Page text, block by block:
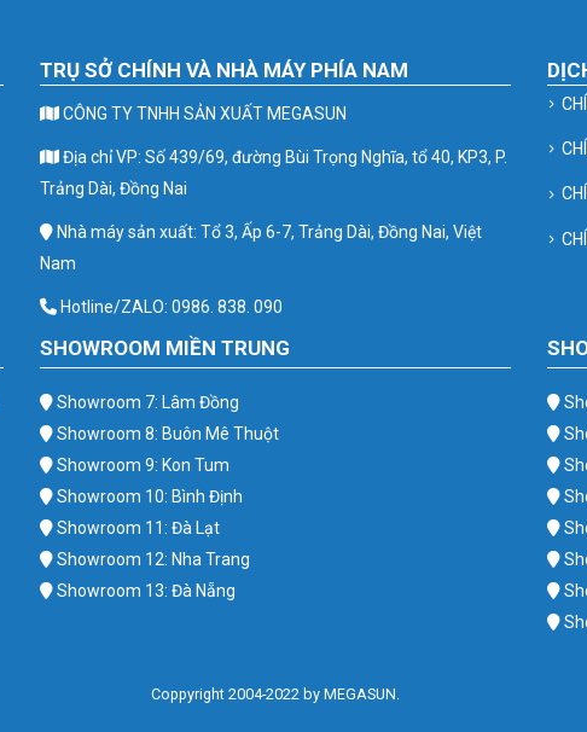
TRỤ SỞ CHÍNH VÀ NHÀ MÁY PHÍA NAM
CÔNG TY TNHH SẢN XUẤT MEGASUN
Địa chỉ VP: Số 439/69, đường Bùi Trọng Nghĩa, tổ 40, KP3, P.
Trảng Dài, Đồng Nai
Nhà máy sản xuất: Tổ 3, Ấp 6-7, Trảng Dài, Đồng Nai, Việt
Nam
Hotline/ZALO: 0986. 838. 090
SHOWROOM MIỀN TRUNG
Showroom 7: Lâm Đồng
Showroom 8: Buôn Mê Thuột
Showroom 9: Kon Tum
Showroom 10: Bình Định
Showroom 11: Đà Lạt
Showroom 12: Nha Trang
Showroom 13: Đà Nẵng
Coppyright 2004-2022 by MEGASUN.